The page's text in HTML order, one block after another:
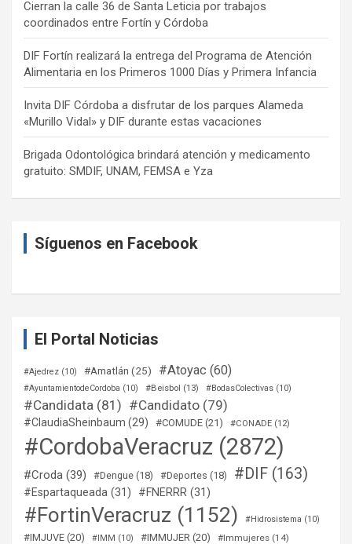
Cierran la calle 36 de Santa Leticia por trabajos
coordinados entre Fortín y Córdoba
DIF Fortín realizará la entrega del Programa de Atención
Alimentaria en los Primeros 1000 Días y Primera Infancia
Invita DIF Córdoba a disfrutar de los parques Alameda
«Murillo Vidal» y DIF durante estas vacaciones
Brigada Odontológica brindará atención y medicamento
gratuito: SMDIF, UNAM, FEMSA e Yza
Síguenos en Facebook
El Portal Noticias
#Ajedrez (10) #Amatlán (25) #Atoyac (60)
#AyuntamientodeCordoba (10) #Beisbol (13) #BodasColectivas (10)
#Candidata (81) #Candidato (79)
#ClaudiaSheinbaum (29) #COMUDE (21) #CONADE (12)
#CordobaVeracruz (2872)
#Croda (39) #Dengue (18) #Deportes (18) #DIF (163)
#Espartaqueada (31) #FNERRR (31)
#FortinVeracruz (1152) #Hidrosistema (10)
#IMJUVE (20) #IMM (10) #IMMUJER (20) #Immujeres (14)